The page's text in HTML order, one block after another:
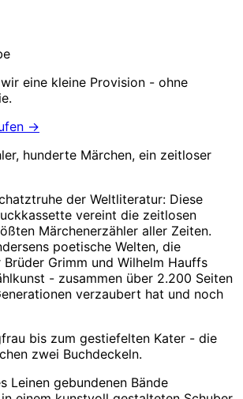
eine kleine Provision - ohne
→
hunderte Märchen, ein zeitloser
der Weltliteratur: Diese
vereint die zeitlosen
Märchenerzähler aller Zeiten.
poetische Welten, die
Grimm und Wilhelm Hauffs
- zusammen über 2.200 Seiten
verzaubert hat und noch
bis zum gestiefelten Kater - die
zwei Buchdeckeln.
Leinen gebundenen Bände